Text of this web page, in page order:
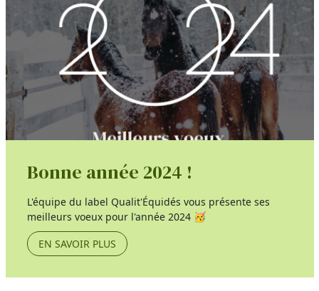
Bonne année 2024 !
L'équipe du label Qualit'Équidés vous présente ses
meilleurs voeux pour l'année 2024 🥳
EN SAVOIR PLUS